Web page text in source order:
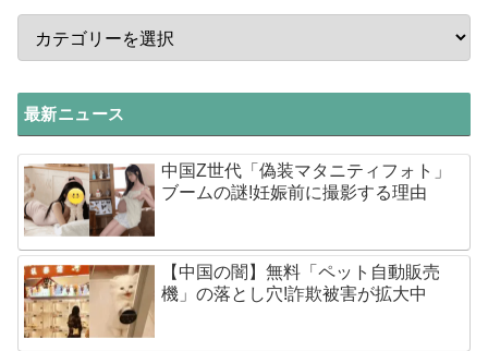
最新ニュース
中国Z世代「偽装マタニティフォト」
ブームの謎!妊娠前に撮影する理由
【中国の闇】無料「ペット自動販売
機」の落とし穴!詐欺被害が拡大中